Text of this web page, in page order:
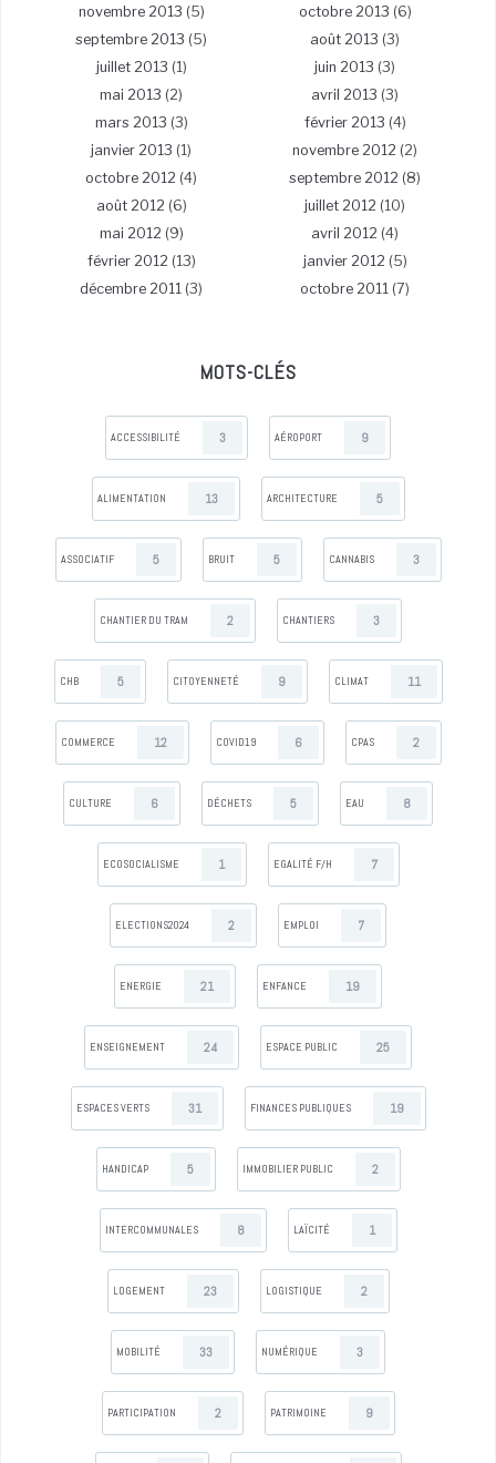
novembre 2013 (5) octobre 2013 (6)
septembre 2013 (5) août 2013 (3)
juillet 2013 (1) juin 2013 (3)
mai 2013 (2) avril 2013 (3)
mars 2013 (3) février 2013 (4)
janvier 2013 (1) novembre 2012 (2)
octobre 2012 (4) septembre 2012 (8)
août 2012 (6) juillet 2012 (10)
mai 2012 (9) avril 2012 (4)
février 2012 (13) janvier 2012 (5)
décembre 2011 (3) octobre 2011 (7)
MOTS-CLÉS
ACCESSIBILITÉ 3 AÉROPORT 9
ALIMENTATION 13 ARCHITECTURE 5
ASSOCIATIF 5 BRUIT 5 CANNABIS 3
CHANTIER DU TRAM 2 CHANTIERS 3
CHB 5 CITOYENNETÉ 9 CLIMAT 11
COMMERCE 12 COVID19 6 CPAS 2
CULTURE 6 DÉCHETS 5 EAU 8
ECOSOCIALISME 1 EGALITÉ F/H 7
ELECTIONS2024 2 EMPLOI 7
ENERGIE 21 ENFANCE 19
ENSEIGNEMENT 24 ESPACE PUBLIC 25
ESPACES VERTS 31 FINANCES PUBLIQUES 19
HANDICAP 5 IMMOBILIER PUBLIC 2
INTERCOMMUNALES 8 LAÏCITÉ 1
LOGEMENT 23 LOGISTIQUE 2
MOBILITÉ 33 NUMÉRIQUE 3
PARTICIPATION 2 PATRIMOINE 9